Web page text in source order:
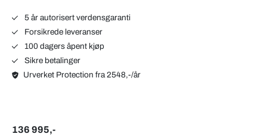
5 år autorisert verdensgaranti
Forsikrede leveranser
100 dagers åpent kjøp
Sikre betalinger
Urverket Protection fra 2548,-/år
136 995,-